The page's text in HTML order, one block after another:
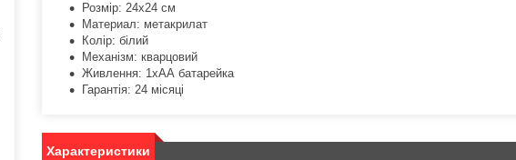
Розмір: 24х24 см
Материал: метакрилат
Колір: білий
Механізм: кварцовий
Живлення: 1хАА батарейка
Гарантія: 24 місяці
Характеристики